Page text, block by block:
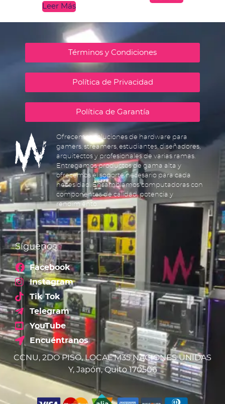
Leer Más
Términos y Condiciones
Política de Privacidad
Política de Garantía
Ofrecemos soluciones de hardware para
gamers, streamers, estudiantes, diseñadores,
arquitectos y profesionales de varias ramas.
Entregamos productos de gama alta y
ofrecemos el soporte necesario para cada
necesidad. Ensamblamos computadoras con
componentes de calidad, potencia y
rendimiento.
Síguenos
Facebook
Instagram
Tik Tok
Telegram
YouTube
Encuéntranos
CCNU, 2DO PISO, LOCAL M35 NACIONES UNIDAS
Y, Japón, Quito 170506